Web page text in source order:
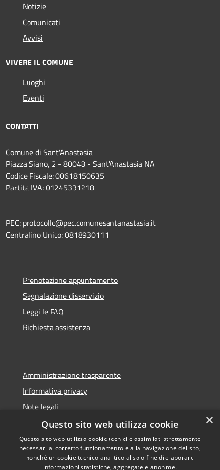
Notizie
Comunicati
Avvisi
VIVERE IL COMUNE
Luoghi
Eventi
CONTATTI
Comune di Sant'Anastasia
Piazza Siano, 2 - 80048 - Sant'Anastasia NA
Codice Fiscale: 00618150635
Partita IVA: 01245331218
PEC: protocollo@pec.comunesantanastasia.it
Centralino Unico: 0818930111
Prenotazione appuntamento
Segnalazione disservizio
Leggi le FAQ
Richiesta assistenza
Amministrazione trasparente
Informativa privacy
Note legali
Dichiarazione di accessibilità
×
Questo sito web utilizza cookie
Questo sito web utilizza cookie tecnici e assimilati strettamente
necessari al corretto funzionamento e alla navigazione del sito,
nonché un cookie tecnico analitico al solo fine di elaborare
informazioni statistiche, aggregate e anonime.